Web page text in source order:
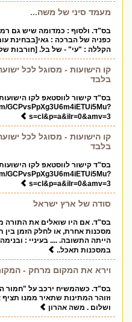
מעמד סיני של משה...
בס"ד. ולסוף : כמדומה שיש גם
כפניה של הברכה : גאי[בבחינת
הקללה : "עי" - של בל. [חורבות
קו הישועות - מסוגל לכל
בלבד
בס"ד קישור לווסטאפ לקו
GCPvsPpXg3U6m4iETUi5Mu?
s=cl&p=a&ilr=0&amv=3
קו הישועות - מסוגל לכל
בלבד
בס"ד קישור לווסטאפ לקו
GCPvsPpXg3U6m4iETUi5Mu?
s=cl&p=a&ilr=0&amv=3
סודה של ארץ ישראל
בס"ד. אם היו שואלים את התורה
מסכנות אחרת, או לחלק הזמן
הייתה התשובה. .... בעיניי :
במסכנות תאכל..
וירא את המקום מרחק -
בס"ד. כשהמשיח ירכב על "חמור
וזוהר המתינות שתאיר ממנו תציף
ושלום . משה אהרון